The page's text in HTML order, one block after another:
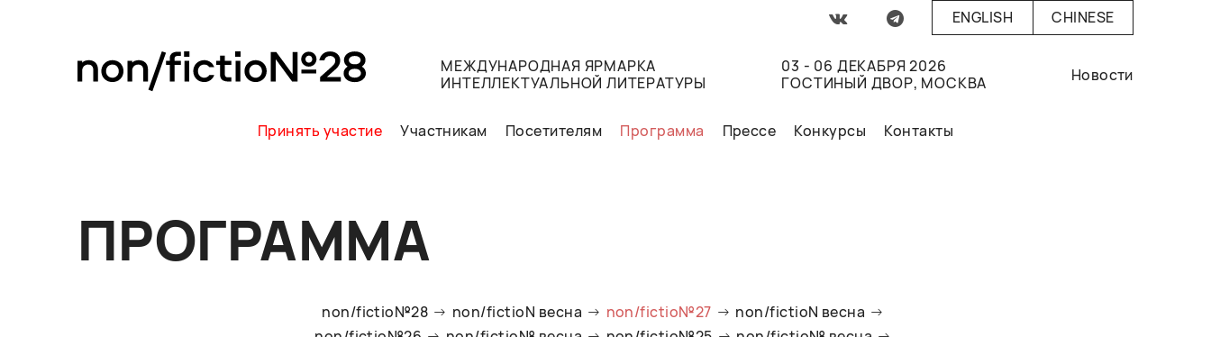
ENGLISH CHINESE
МЕЖДУНАРОДНАЯ ЯРМАРКА
ИНТЕЛЛЕКТУАЛЬНОЙ ЛИТЕРАТУРЫ
03 - 06 ДЕКАБРЯ 2026
ГОСТИНЫЙ ДВОР, МОСКВА
Новости
Принять участие Участникам Посетителям Программа Прессе Конкурсы Контакты
ПРОГРАММА
non/fictio№28 non/fictioN весна non/fictio№27
non/fictioN весна